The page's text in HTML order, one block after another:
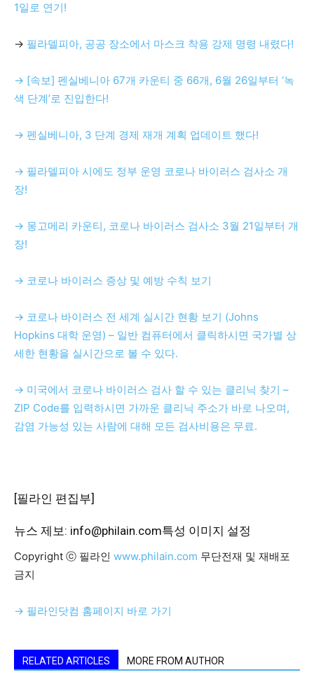
1일로 연기!
→ 필라델피아, 공공 장소에서 마스크 착용 강제 명령 내렸다!
→ [속보] 펜실베니아 67개 카운티 중 66개, 6월 26일부터 ‘녹
색 단계’로 진입한다!
→ 펜실베니아, 3 단계 경제 재개 계획 업데이트 했다!
→ 필라델피아 시에도 정부 운영 코로나 바이러스 검사소 개
장!
→ 몽고메리 카운티, 코로나 바이러스 검사소 3월 21일부터 개
장!
→ 코로나 바이러스 증상 및 예방 수칙 보기
→ 코로나 바이러스 전 세계 실시간 현황 보기 (Johns
Hopkins 대학 운영) – 일반 컴퓨터에서 클릭하시면 국가별 상
세한 현황을 실시간으로 볼 수 있다.
→ 미국에서 코로나 바이러스 검사 할 수 있는 클리닉 찾기 –
ZIP Code를 입력하시면 가까운 클리닉 주소가 바로 나오며,
감염 가능성 있는 사람에 대해 모든 검사비용은 무료.
[필라인 편집부]
뉴스 제보: info@philain.com특성 이미지 설정
Copyright ⓒ 필라인 www.philain.com 무단전재 및 재배포
금지
→ 필라인닷컴 홈페이지 바로 가기
RELATED ARTICLES MORE FROM AUTHOR